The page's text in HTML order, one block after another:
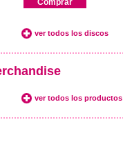
Comprar
ver todos los discos
ver todos los productos